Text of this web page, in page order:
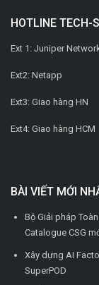
HOTLINE TECH-
Ext 1: Juniper
Ext2: Netapp
Ext3: Giao hàng HN
Ext4: Giao hàng HCM
BÀI VIẾT MỚI
Bộ Giải pháp
Catalogue CSG
Xây dựng AI
SuperPOD